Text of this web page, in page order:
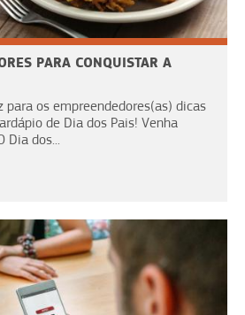
PARA CONQUISTAR A
para os empreendedores(as) dicas
de Dia dos Pais! Venha
Dia dos...